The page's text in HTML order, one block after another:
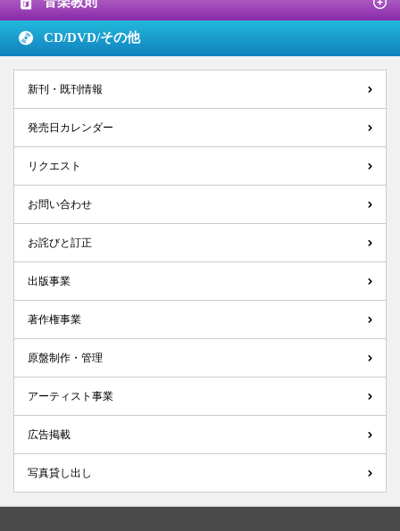
CD/DVD/その他
新刊・既刊情報
発売日カレンダー
リクエスト
お問い合わせ
お詫びと訂正
出版事業
著作権事業
原盤制作・管理
アーティスト事業
広告掲載
写真貸し出し